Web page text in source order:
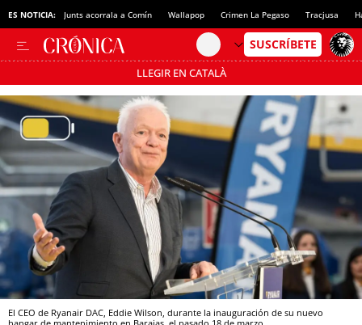
ES NOTICIA: Junts acorrala a Comín Wallapop Crimen La Pegaso Tracjusa
LLEGIR EN CATALÀ
Pásate al MODO AHORRO
El CEO de Ryanair DAC, Eddie Wilson, durante la inauguración de su nuevo